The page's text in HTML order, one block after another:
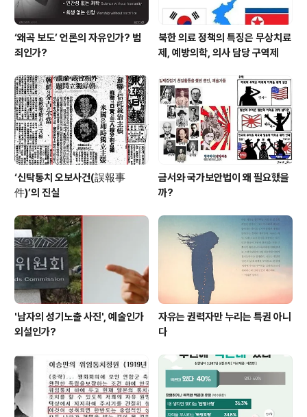
‘왜곡 보도’ 언론의 자유인가? 범
죄인가?
북한 의료 정책의 특징은 무상치료
제, 예방의학, 의사 담당 구역제
‘신탁통치 오보사건(誤報事
件)’의 진실
금서와 국가보안법이 왜 필요했을
까?
'남자의 성기노출 사진', 예술인가
외설인가?
자유는 권력자만 누리는 특권 아니
다